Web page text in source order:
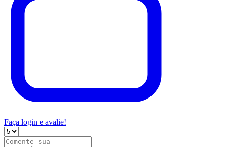
Faça login e avalie!